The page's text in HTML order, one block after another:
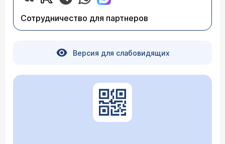
Сотрудничество для партнеров
Версия для слабовидящих